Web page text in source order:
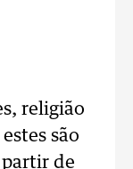
religião
são
partir de